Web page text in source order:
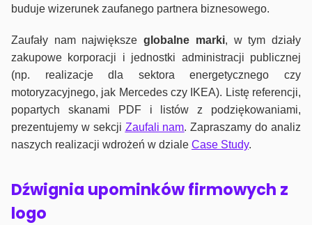
buduje wizerunek zaufanego partnera biznesowego.
Zaufały nam największeglobalne marki, w tym działy
zakupowe korporacji i jednostki administracji publicznej
(np. realizacje dla sektora energetycznego czy
motoryzacyjnego, jak Mercedes czy IKEA). Listę referencji,
popartych skanami PDF i listów z podziękowaniami,
prezentujemy w sekcji Zaufali nam. Zapraszamy do analiz
naszych realizacji wdrożeń w dziale Case Study.
Dźwignia upominków firmowych z
logo